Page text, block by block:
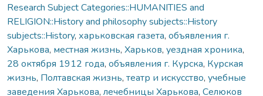
Research Subject Categories::HUMANITIES and
RELIGION::History and philosophy subjects::History
subjects::History, харьковская газета, объявления г.
Харькова, местная жизнь, Харьков, уездная хроника,
28 октября 1912 года, объявления г. Курска, Курская
жизнь, Полтавская жизнь, театр и искусство, учебные
заведения Харькова, лечебницы Харькова, Селюков